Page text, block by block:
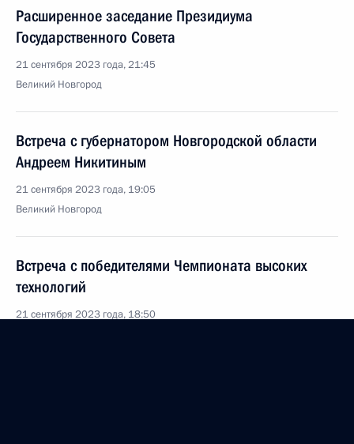
Расширенное заседание Президиума
Государственного Совета
21 сентября 2023 года, 21:45
Великий Новгород
Встреча с губернатором Новгородской области
Андреем Никитиным
21 сентября 2023 года, 19:05
Великий Новгород
Встреча с победителями Чемпионата высоких
технологий
21 сентября 2023 года, 18:50